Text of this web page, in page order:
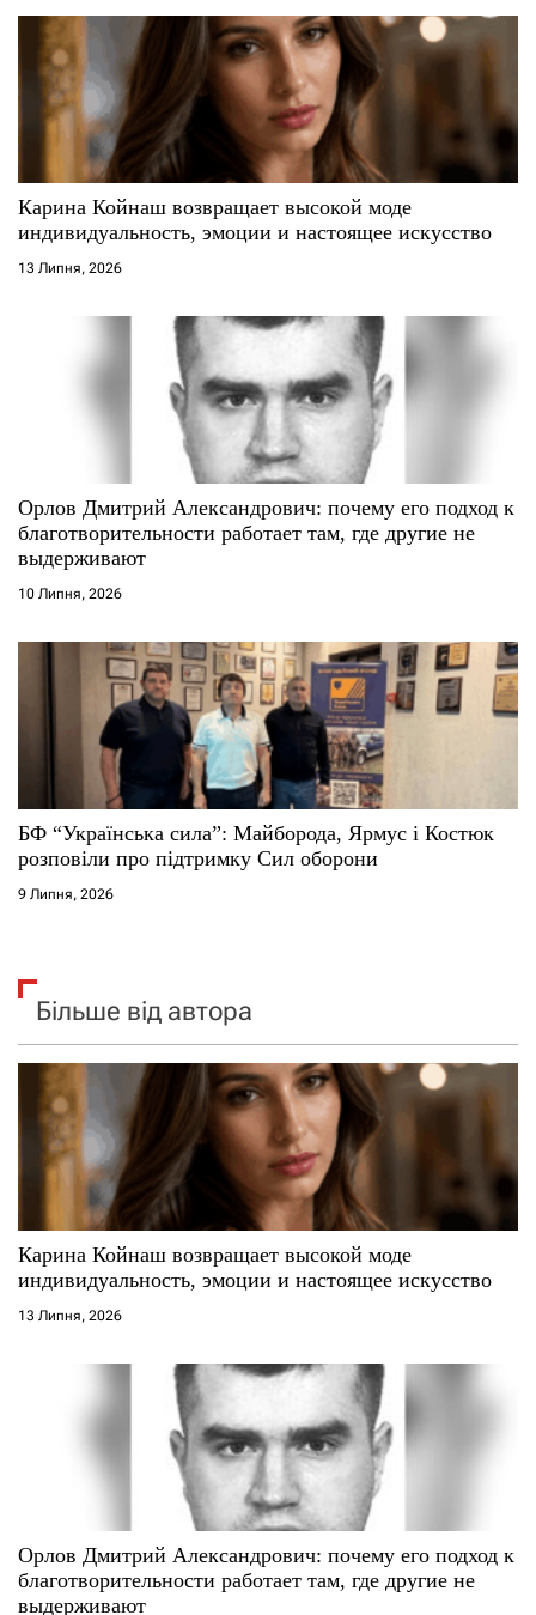
и
с
і
в
Карина Койнаш возвращает высокой моде
индивидуальность, эмоции и настоящее искусство
13 Липня, 2026
Орлов Дмитрий Александрович: почему его подход к
благотворительности работает там, где другие не
выдерживают
10 Липня, 2026
БФ “Українська сила”: Майборода, Ярмус і Костюк
розповіли про підтримку Сил оборони
9 Липня, 2026
Більше від автора
Карина Койнаш возвращает высокой моде
индивидуальность, эмоции и настоящее искусство
13 Липня, 2026
Орлов Дмитрий Александрович: почему его подход к
благотворительности работает там, где другие не
выдерживают